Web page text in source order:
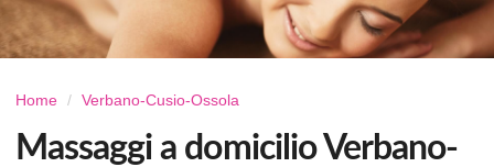
Home Verbano-Cusio-Ossola
Massaggi a domicilio Verbano-